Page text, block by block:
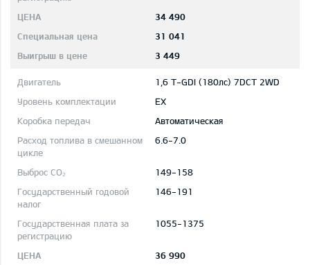
34 490
31 041
3 449
1,6 T-GDI (180лс) 7DCT 2WD
EX
Автоматическая
6.6-7.0
149-158
146-191
1055-1375
36 990